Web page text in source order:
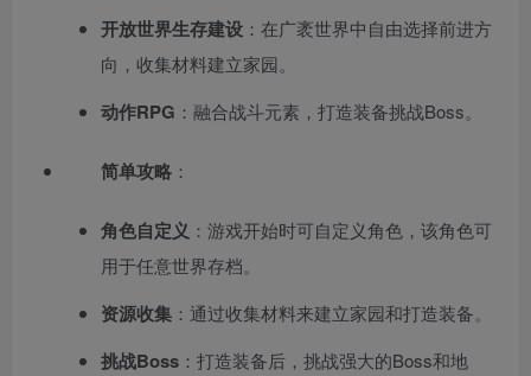
开放世界生存建设 ‌：在广袤世界中自由选择前进方
向，收集材料建立家园。
动作RPG ‌：融合战斗元素，打造装备挑战Boss。
简单攻略 ‌：
角色自定义 ‌：游戏开始时可自定义角色，该角色可
用于任意世界存档。
资源收集 ‌：通过收集材料来建立家园和打造装备。
挑战Boss ‌：打造装备后，挑战强大的Boss和地